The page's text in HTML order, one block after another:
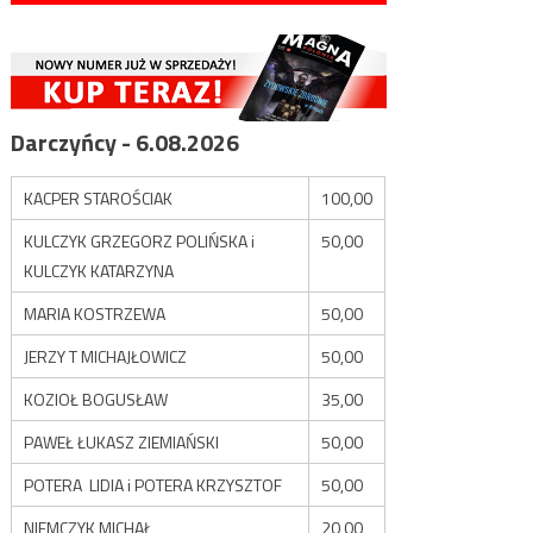
Darczyńcy - 6.08.2026
KACPER STAROŚCIAK
100,00
KULCZYK GRZEGORZ POLIŃSKA i
KULCZYK KATARZYNA
50,00
MARIA KOSTRZEWA
50,00
JERZY T MICHAJŁOWICZ
50,00
KOZIOŁ BOGUSŁAW
35,00
PAWEŁ ŁUKASZ ZIEMIAŃSKI
50,00
POTERA LIDIA i POTERA KRZYSZTOF
50,00
NIEMCZYK MICHAŁ
20,00